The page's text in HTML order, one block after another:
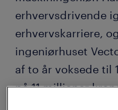
erhvervsdrivende
erhvervskarriere,
ingeniørhuset
af to år voksede til
på 11 millioner